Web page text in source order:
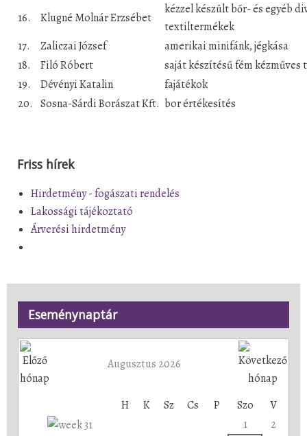
16. Klugné Molnár Erzsébet
kézzel készült bőr- és egyéb
textiltermékek
17.
Zaliczai József
amerikai minifánk, jégkása
18.
Filó Róbert
saját készítésű fém kézműves
19.
Dévényi Katalin
fajátékok
20. Sosna-Sárdi Borászat Kft. bor értékesítés
Friss hírek
Hirdetmény - fogászati rendelés
Lakossági tájékoztató
Árverési hirdetmény
Eseménynaptár
Augusztus 2026
H K Sz Cs P Szo
V
1
2